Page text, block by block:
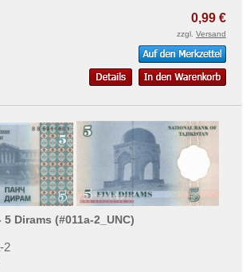
0,99 €
zzgl. Versand
Dirams (#011a-2_UNC)
2